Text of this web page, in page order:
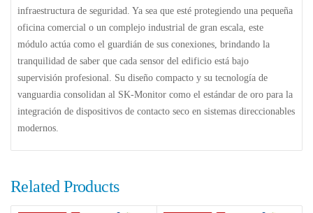
infraestructura de seguridad. Ya sea que esté protegiendo una pequeña
oficina comercial o un complejo industrial de gran escala, este
módulo actúa como el guardián de sus conexiones, brindando la
tranquilidad de saber que cada sensor del edificio está bajo
supervisión profesional. Su diseño compacto y su tecnología de
vanguardia consolidan al SK-Monitor como el estándar de oro para la
integración de dispositivos de contacto seco en sistemas direccionables
modernos.
Related Products